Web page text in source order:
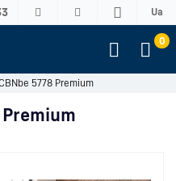
Ua
0
5778 Premium